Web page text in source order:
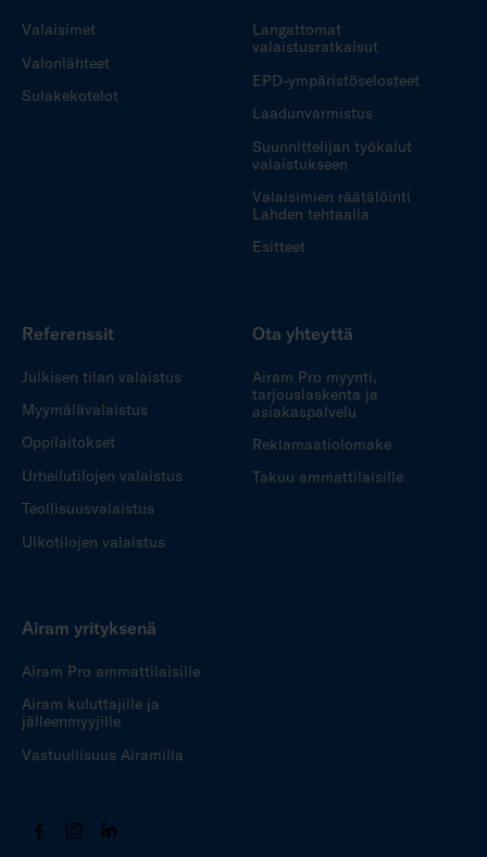
Valaisimet
Valonlähteet
Sulakekotelot
Langattomat
valaistusratkaisut
EPD-ympäristöselosteet
Laadunvarmistus
Suunnittelijan työkalut
valaistukseen
Valaisimien räätälöinti
Lahden tehtaalla
Esitteet
Referenssit
Julkisen tilan valaistus
Myymälävalaistus
Oppilaitokset
Urheilutilojen valaistus
Teollisuusvalaistus
Ulkotilojen valaistus
Ota yhteyttä
Airam Pro myynti,
tarjouslaskenta ja
asiakaspalvelu
Reklamaatiolomake
Takuu ammattilaisille
Airam yrityksenä
Airam Pro ammattilaisille
Airam kuluttajille ja
jälleenmyyjille
Vastuullisuus Airamilla